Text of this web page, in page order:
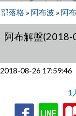
部落格 » 阿布波 » 阿
阿布解盤(2018-
2018-08-26 17:59:46
1